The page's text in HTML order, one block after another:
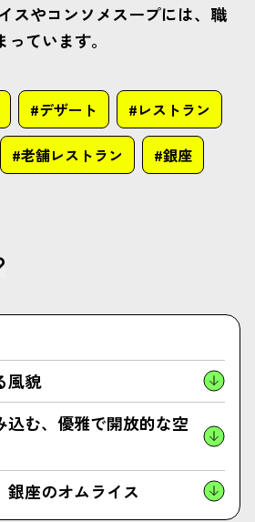
スやコンソメスープには、職
ています。
#デザート #レストラン
#老舗レストラン #銀座
風貌
込む、優雅で開放的な空
銀座のオムライス